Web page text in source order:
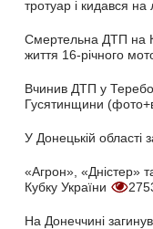
тротуар і кидався
Смертельна ДТП на
життя 16-річного
Вчинив ДТП у
Гусятинщини
У Донецькій області
«Агрон», «Дністер»
Кубку України
На Донеччині